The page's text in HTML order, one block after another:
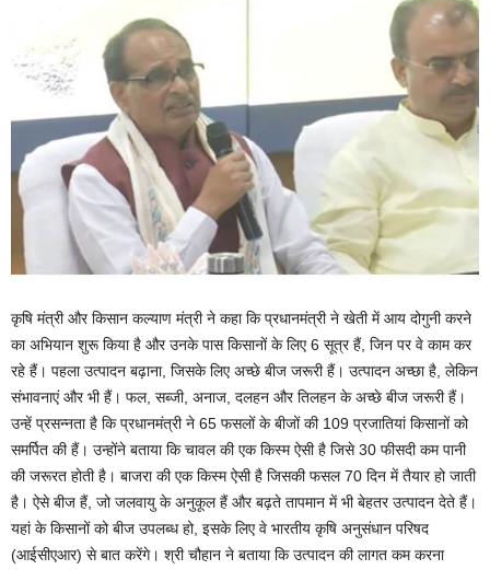
कृषि मंत्री और किसान कल्याण मंत्री ने कहा कि प्रधानमंत्री ने खेती में आय दोगुनी करने
का अभियान शुरू किया है और उनके पास किसानों के लिए 6 सूत्र हैं, जिन पर वे काम कर
रहे हैं। पहला उत्पादन बढ़ाना, जिसके लिए अच्छे बीज जरूरी हैं। उत्पादन अच्छा है, लेकिन
संभावनाएं और भी हैं। फल, सब्जी, अनाज, दलहन और तिलहन के अच्छे बीज जरूरी हैं।
उन्हें प्रसन्नता है कि प्रधानमंत्री ने 65 फसलों के बीजों की 109 प्रजातियां किसानों को
समर्पित की हैं। उन्होंने बताया कि चावल की एक किस्म ऐसी है जिसे 30 फीसदी कम पानी
की जरूरत होती है। बाजरा की एक किस्म ऐसी है जिसकी फसल 70 दिन में तैयार हो जाती
है। ऐसे बीज हैं, जो जलवायु के अनुकूल हैं और बढ़ते तापमान में भी बेहतर उत्पादन देते हैं।
यहां के किसानों को बीज उपलब्ध हो, इसके लिए वे भारतीय कृषि अनुसंधान परिषद
(आईसीएआर) से बात करेंगे। श्री चौहान ने बताया कि उत्पादन की लागत कम करना